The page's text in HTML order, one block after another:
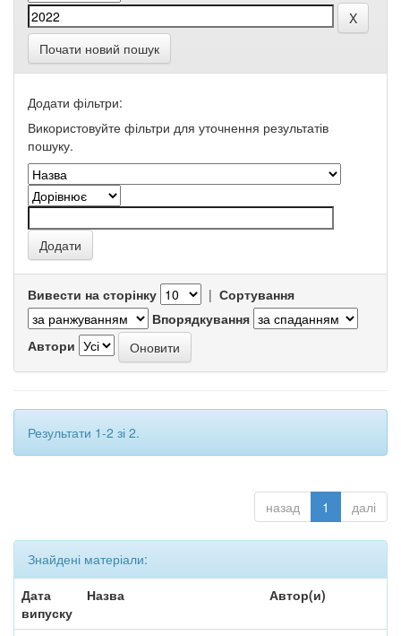
Почати новий пошук
Додати фільтри:
Використовуйте фільтри для уточнення результатів
пошуку.
Вивести на сторінку | Сортування
Впорядкування
Автори
Результати 1-2 зі 2.
назад 1 далі
Знайдені матеріали:
Дата
випуску
Назва Автор(и)